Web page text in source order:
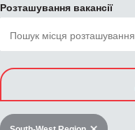
Розташування вакансії